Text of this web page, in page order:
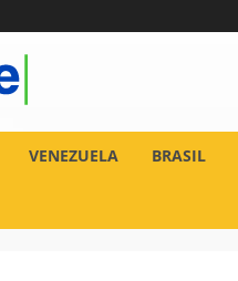
VENEZUELA BRASIL